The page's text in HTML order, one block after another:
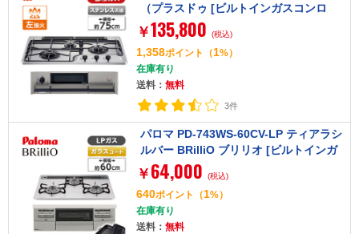
（プラスドゥ [ビルトインガスコンロ
(都市ガス用 3口 左強火力 75cmタイプ)]
￥135,800 (税込)
1,358ポイント （1%）
在庫有り
送料： 無料
3件
パロマ PD-743WS-60CV-LP ティアラシ
ルバー BRilliO ブリリオ [ビルトインガ
スコンロ (LPガス・60cm・3口・水無し
両面焼き)]
￥ 64,000 (税込)
640ポイント （1%）
在庫有り
送料： 無料